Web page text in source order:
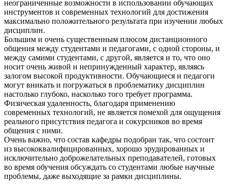
неограниченные возможности в использовании обучающих
инструментов и современных технологий для достижения
максимально положительного результата при изучении любых
дисциплин.
Большим и очень существенным плюсом дистанционного
общения между студентами и педагогами, с одной стороны, и
между самими студентами, с другой, является и то, что оно
носит очень живой и непринужденный характер, являясь
залогом высокой продуктивности. Обучающиеся и педагоги
могут вникать и погружаться в проблематику дисциплин
настолько глубоко, насколько того требует программа.
Физическая удаленность, благодаря применению
современных технологий, не является помехой для ощущения
реального присутствия педагога и сокурсников во время
общения с ними.
Очень важно, что состав кафедры подобран так, что состоит
из высококвалифицированных, хорошо эрудированных и
исключительно доброжелательных преподавателей, готовых
во время обучения обсуждать со студентами любые научные
проблемы, даже выходящие за рамки дисциплины.